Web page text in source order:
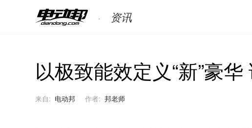
资讯
以极致能效定义“新”豪
来自: 电动邦 作者: 邦老师